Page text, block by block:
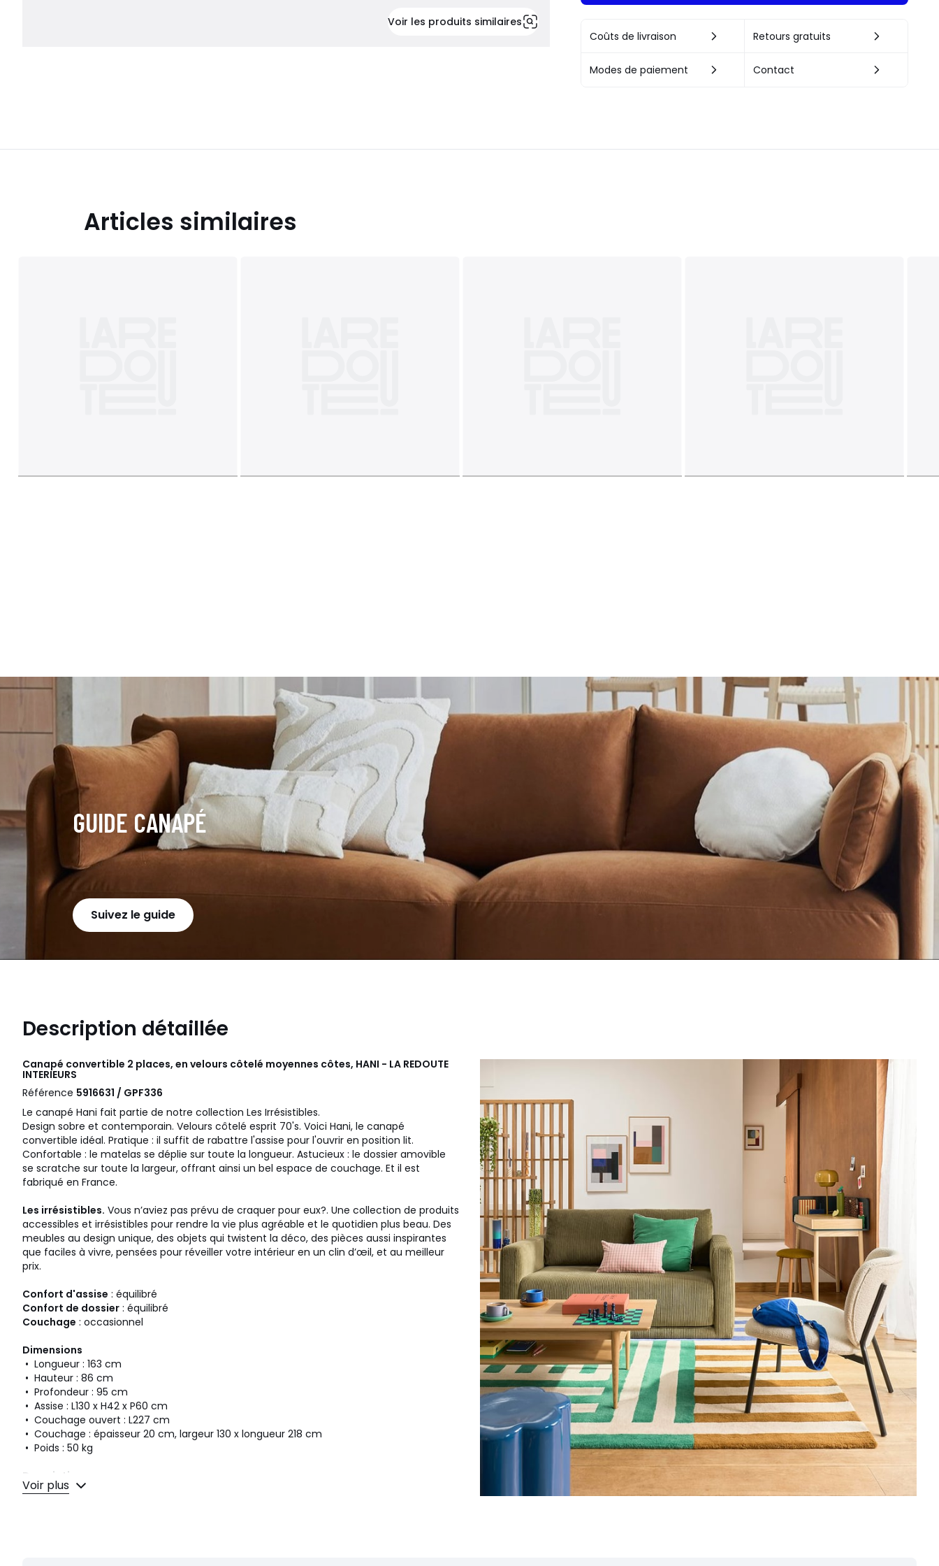
Voir les produits similaires
Coûts de livraison Retours gratuits
Modes de paiement Contact
Articles similaires
GUIDE CANAPÉ
Suivez le guide
Description détaillée
Canapé convertible 2 places, en velours côtelé moyennes côtes, HANI - LA REDOUTE
INTERIEURS
Référence 5916631 / GPF336
Le canapé Hani fait partie de notre collection Les Irrésistibles.
Design sobre et contemporain. Velours côtelé esprit 70's. Voici Hani, le canapé
convertible idéal. Pratique : il suffit de rabattre l'assise pour l'ouvrir en position lit.
Confortable : le matelas se déplie sur toute la longueur. Astucieux : le dossier amovible
se scratche sur toute la largeur, offrant ainsi un bel espace de couchage. Et il est
fabriqué en France.
Les irrésistibles. Vous n’aviez pas prévu de craquer pour eux?. Une collection de produits
accessibles et irrésistibles pour rendre la vie plus agréable et le quotidien plus beau. Des
meubles au design unique, des objets qui twistent la déco, des pièces aussi inspirantes
que faciles à vivre, pensées pour réveiller votre intérieur en un clin d’œil, et au meilleur
prix.
Confort d'assise : équilibré
Confort de dossier : équilibré
Couchage : occasionnel
Dimensions
• Longueur : 163 cm
• Hauteur : 86 cm
• Profondeur : 95 cm
• Assise : L130 x H42 x P60 cm
• Couchage ouvert : L227 cm
• Couchage : épaisseur 20 cm, largeur 130 x longueur 218 cm
• Poids : 50 kg
Description
• Revêtement : 100% polyester 320 g/m2, velours côtelé
Voir plus